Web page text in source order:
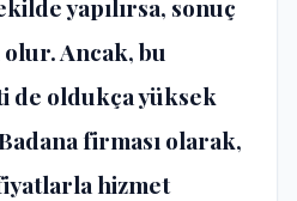
yapılırsa, sonuç
Ancak, bu
de oldukça yüksek
firması olarak,
hizmet